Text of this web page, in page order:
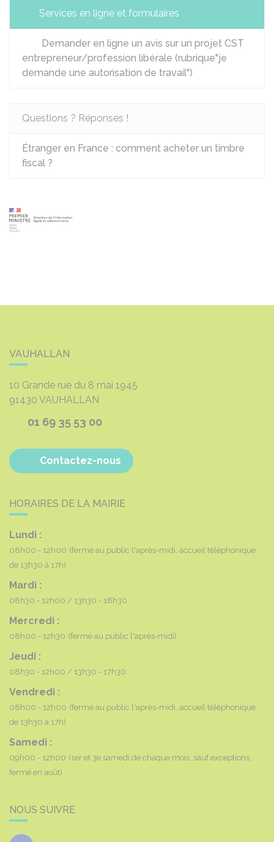
Services en ligne et formulaires
Demander en ligne un avis sur un projet CST
entrepreneur/profession libérale (rubrique"je
demande une autorisation de travail")
Questions ? Réponses !
Étranger en France : comment acheter un timbre
fiscal ?
VAUHALLAN
10 Grande rue du 8 mai 1945
91430 VAUHALLAN
01 69 35 53 00
Contactez-nous
HORAIRES DE LA MAIRIE
Lundi :
08h00 - 12h00 (fermé au public l'après-midi, accueil téléphonique
de 13h30 à 17h)
Mardi :
08h30 - 12h00 13h30 - 18h30
Mercredi :
08h00 - 12h30 (fermé au public l'après-midi)
Jeudi :
08h30 - 12h00 13h30 - 17h30
Vendredi :
08h00 - 12h00 (fermé au public l'après-midi, accueil téléphonique
de 13h30 à 17h)
Samedi :
09h00 - 12h00 (1er et 3e samedi de chaque mois, sauf exceptions,
fermé en août)
NOUS SUIVRE